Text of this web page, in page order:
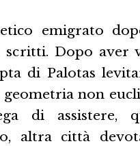
emigrato
scritti. Dopo aver
di Palotas
non
di assistere,
altra città